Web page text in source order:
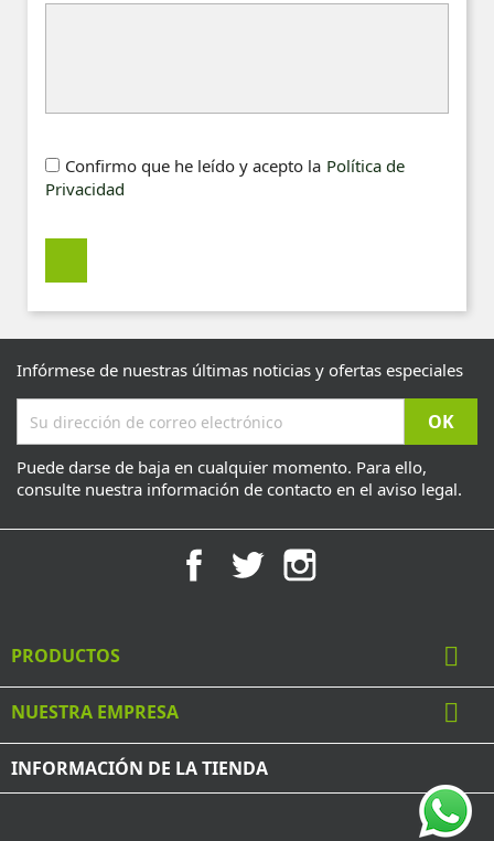
Confirmo que he leído y acepto la Política de
Privacidad
Infórmese de nuestras últimas noticias y ofertas especiales
Puede darse de baja en cualquier momento. Para ello,
consulte nuestra información de contacto en el aviso legal.
FacebookTwitter
PRODUCTOS 
NUESTRA EMPRESA 
INFORMACIÓN DE LA TIENDA